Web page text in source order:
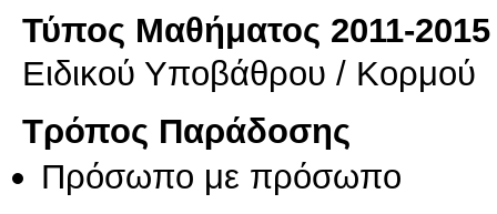
Τύπος Μαθήματος 2011-2015
Ειδικού Υποβάθρου / Κορμού
Τρόπος Παράδοσης
Πρόσωπο με πρόσωπο